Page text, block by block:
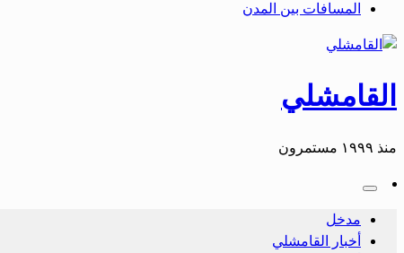
المسافات بين المدن
القامشلي
منذ ١٩٩٩ مستمرون
مدخل
أخبار القامشلي